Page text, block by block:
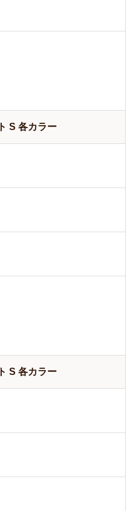
S 各カラー
S 各カラー